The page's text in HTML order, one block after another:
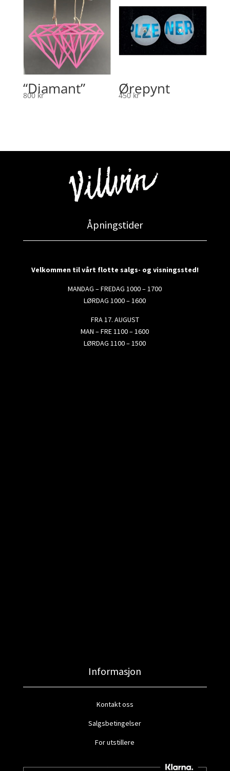
“Diamant”
800 kr Ørepynt
450 kr
Åpningstider
Velkommen til vårt flotte salgs- og visningssted!
MANDAG – FREDAG 1000 – 1700
LØRDAG 1000 – 1600
FRA 17. AUGUST
MAN – FRE 1100 – 1600
LØRDAG 1100 – 1500
Informasjon
Kontakt oss
Salgsbetingelser
For utstillere